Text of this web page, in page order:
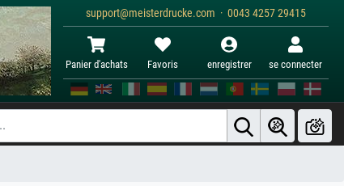
support@meisterdrucke.com · 0043 4257 29415
Panier d'achats Favoris enregistrer se connecter